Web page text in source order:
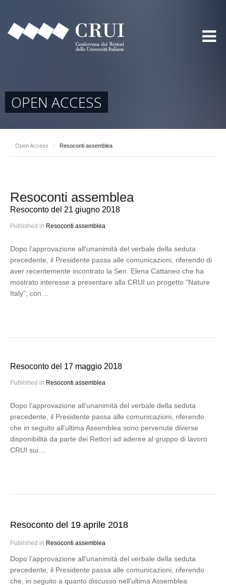
OPEN ACCESS
Open Access / Resoconti assemblea
Resoconti assemblea
Resoconto del 21 giugno 2018
Published in Resoconti assemblea
Dopo l’approvazione all’unanimità del verbale della seduta
precedente, il Presidente passa alle comunicazioni, riferendo di
aver recentemente incontrato la Sen. Elena Cattaneo che ha
mostrato interesse a presentare alla CRUI un progetto “Nature
Italy”, con…
Resoconto del 17 maggio 2018
Published in Resoconti assemblea
Dopo l’approvazione all’unanimità del verbale della seduta
precedente, il Presidente passa alle comunicazioni, riferendo
che in seguito all’ultima Assemblea sono pervenute diverse
disponibilità da parte dei Rettori ad aderire al gruppo di lavoro
CRUI sui…
Resoconto del 19 aprile 2018
Published in Resoconti assemblea
Dopo l’approvazione all’unanimità del verbale della seduta
precedente, il Presidente passa alle comunicazioni, riferendo
che, in seguito a quanto discusso nell’ultima Assemblea